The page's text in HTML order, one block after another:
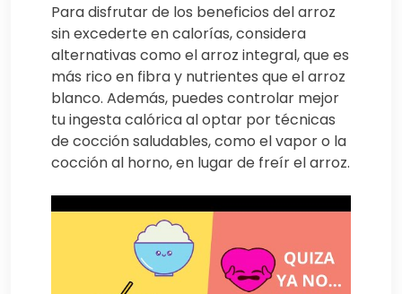
Para disfrutar de los beneficios del arroz
sin excederte en calorías, considera
alternativas como el arroz integral, que es
más rico en fibra y nutrientes que el arroz
blanco. Además, puedes controlar mejor
tu ingesta calórica al optar por técnicas
de cocción saludables, como el vapor o la
cocción al horno, en lugar de freír el arroz.